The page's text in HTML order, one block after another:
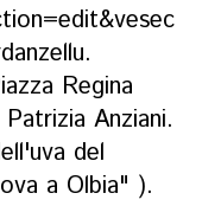
Regina
Anziani.
del
a Olbia" ).